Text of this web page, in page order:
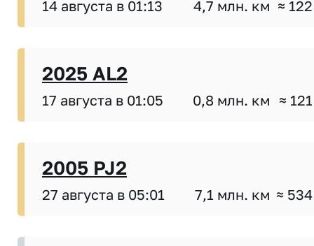
14 августа в 01:13 4,7 млн. км ≈
2025 AL2
17 августа в 01:05 0,8 млн. км ≈
2005 PJ2
27 августа в 05:01 7,1 млн. км ≈